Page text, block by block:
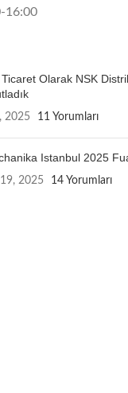
16:00
Olarak NSK
2025 11 Yorumları
Istanbul 2025
2025 14 Yorumları